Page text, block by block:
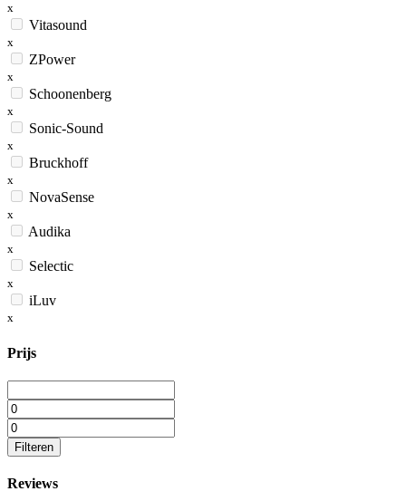
x
Vitasound
x
ZPower
x
Schoonenberg
x
Sonic-Sound
x
Bruckhoff
x
NovaSense
x
Audika
x
Selectic
x
iLuv
x
Prijs
Filteren
Reviews